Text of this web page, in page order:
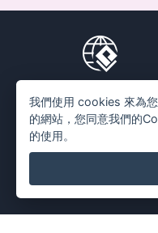
我們使用 cookies 來為
的網站，您同意我們的
的使用。